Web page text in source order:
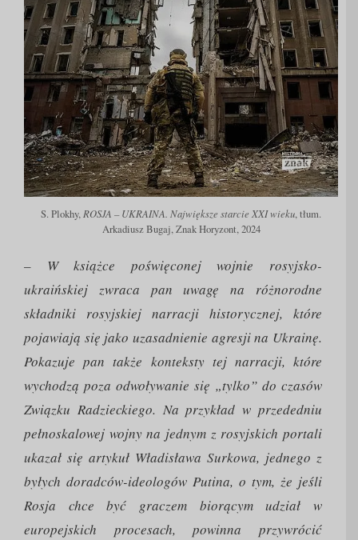
S. Plokhy, ROSJA – UKRAINA. Największe starcie XXI wieku, tłum.
Arkadiusz Bugaj, Znak Horyzont, 2024
– W książce poświęconej wojnie rosyjsko-
ukraińskiej zwraca pan uwagę na różnorodne
składniki rosyjskiej narracji historycznej, które
pojawiają się jako uzasadnienie agresji na Ukrainę.
Pokazuje pan także konteksty tej narracji, które
wychodzą poza odwoływanie się „tylko” do czasów
Związku Radzieckiego. Na przykład w przededniu
pełnoskalowej wojny na jednym z rosyjskich portali
ukazał się artykuł Władisława Surkowa, jednego z
byłych doradców-ideologów Putina, o tym, że jeśli
Rosja chce być graczem biorącym udział w
europejskich procesach, powinna przywrócić